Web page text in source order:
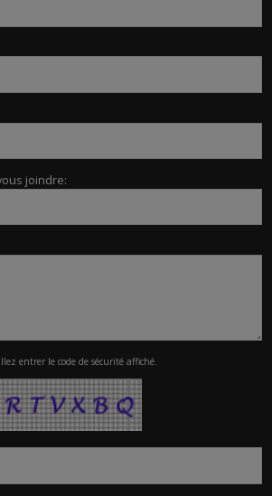
joindre:
entrer le code de sécurité affiché.